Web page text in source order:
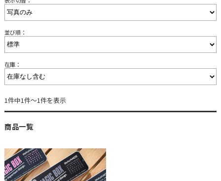
並び順：
在庫：
1件中1件～1件を表示
商品一覧